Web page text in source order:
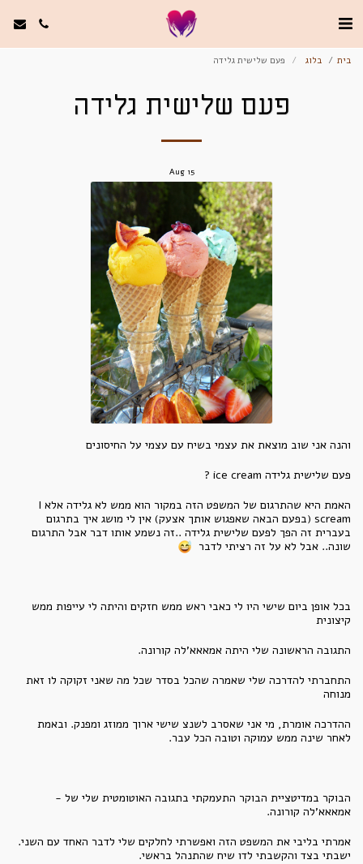
בית בלוג פעם שלישית גלידה
פעם שלישית גלידה
15
Aug
והנה אני שוב מוצאת את עצמי בשיח עם עצמי על החיסונים
פעם שלישית גלידה ice cream ?
האמת היא שהתרגום של המשפט הזה במקור הוא ממש לא גלידה אלא I
scream (בפעם הבאה שאפגוש אותך אצעק) אין לי מושג איך בתרגום
בעברית זה הפך לפעם שלישית גלידה ..זה נשמע אותו דבר אבל התרגום
שונה.. אבל לא על זה רציתי לדבר
בכל אופן ביום שישי היו לי כאבי ראש ממש חזקים והיתה לי עייפות ממש
קיצונית
התגובה הראשונה שלי היתה אמאאא'לה קורונה.
התחברתי להדרכה שלי שאמרה שהכל בסדר שכל מה שאני זקוקה לו זאת
מנוחה
ההדרכה אומרת, מי אני שאסרב לשנצ שישי ארוך ממוזג ומפנק. ובאמת
לאחר שינה ממש עמוקה וטובה הכל עבר.
הבוקר במדיטציית הבוקר התעמקתי בתגובה האוטומטית שלי של -
אמאאא'לה קורונה.
אמרתי בליבי את המשפט הזה ואפשרתי לחלקים שלי לדבר האחד עם השני.
ישבתי בצד והקשבתי לדו שיח שהתנהל בראשי.